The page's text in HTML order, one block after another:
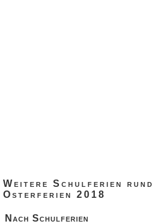
Weitere Schulferien rund
Osterferien 2018
Nach Schulferien